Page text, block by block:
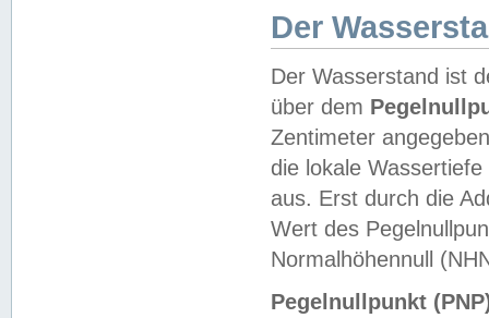
Der
Der Wasserstand ist
über dem
Zentimeter
die lokale
aus. Erst durch die
Wert des
Normalhöhennull
Pegelnullpunkt